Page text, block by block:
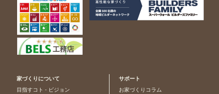
家づくりについて
目指すコト - ビジョン
サポート
お家づくりコラム